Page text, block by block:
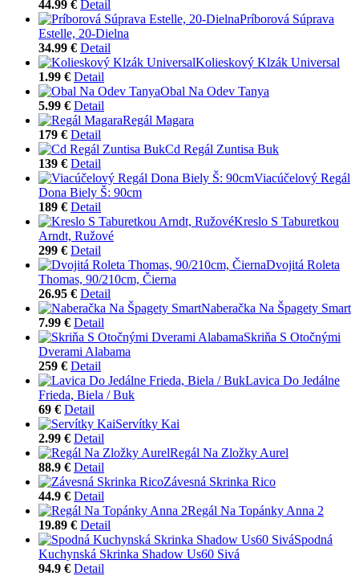
44.99 € Detail
Príborová Súprava
Estelle, 20-Dielna
34.99 € Detail
Kolieskový Klzák Universal
1.99 € Detail
Obal Na Odev Tanya
5.99 € Detail
Regál Magara
179 € Detail
Cd Regál Zuntisa Buk
139 € Detail
Viacúčelový Regál
Dona Biely Š: 90cm
189 € Detail
Kreslo S Taburetkou
Arndt, Ružové
299 € Detail
Dvojitá Roleta
Thomas, 90/210cm, Čierna
26.95 € Detail
Naberačka Na Špagety Smart
7.99 € Detail
Skriňa S Otočnými
Dverami Alabama
259 € Detail
Lavica Do Jedálne
Frieda, Biela / Buk
69 € Detail
Servítky Kai
2.99 € Detail
Regál Na Zložky Aurel
88.9 € Detail
Závesná Skrinka Rico
44.9 € Detail
Regál Na Topánky Anna 2
19.89 € Detail
Spodná
Kuchynská Skrinka Shadow Us60 Sivá
94.9 € Detail